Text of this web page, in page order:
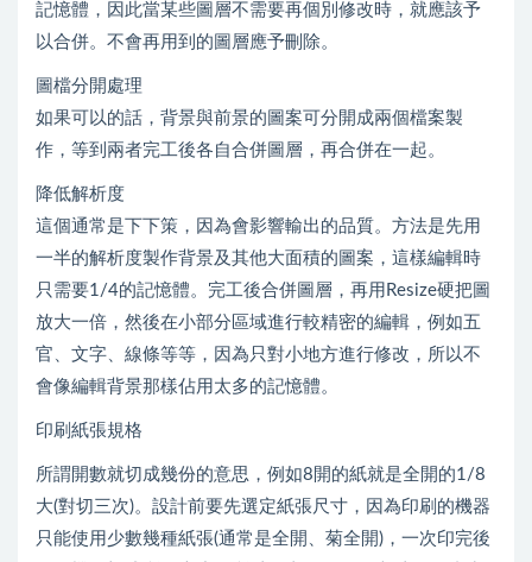
記憶體，因此當某些圖層不需要再個別修改時，就應該予
以合併。不會再用到的圖層應予刪除。
圖檔分開處理
如果可以的話，背景與前景的圖案可分開成兩個檔案製
作，等到兩者完工後各自合併圖層，再合併在一起。
降低解析度
這個通常是下下策，因為會影響輸出的品質。方法是先用
一半的解析度製作背景及其他大面積的圖案，這樣編輯時
只需要1/4的記憶體。完工後合併圖層，再用Resize硬把圖
放大一倍，然後在小部分區域進行較精密的編輯，例如五
官、文字、線條等等，因為只對小地方進行修改，所以不
會像編輯背景那樣佔用太多的記憶體。
印刷紙張規格
所謂開數就切成幾份的意思，例如8開的紙就是全開的1/8
大(對切三次)。設計前要先選定紙張尺寸，因為印刷的機器
只能使用少數幾種紙張(通常是全開、菊全開)，一次印完後